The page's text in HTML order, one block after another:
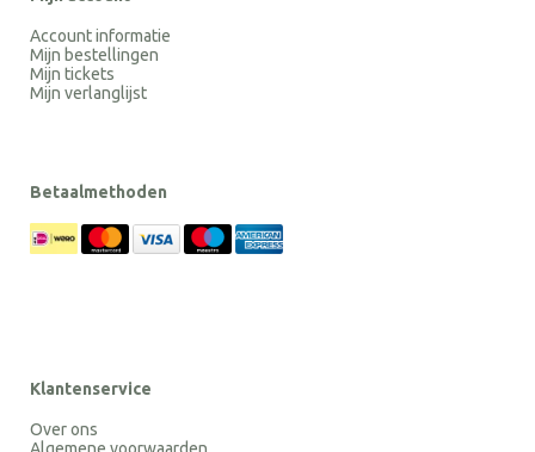
Account informatie
Mijn bestellingen
Mijn tickets
Mijn verlanglijst
Betaalmethoden
Klantenservice
Over ons